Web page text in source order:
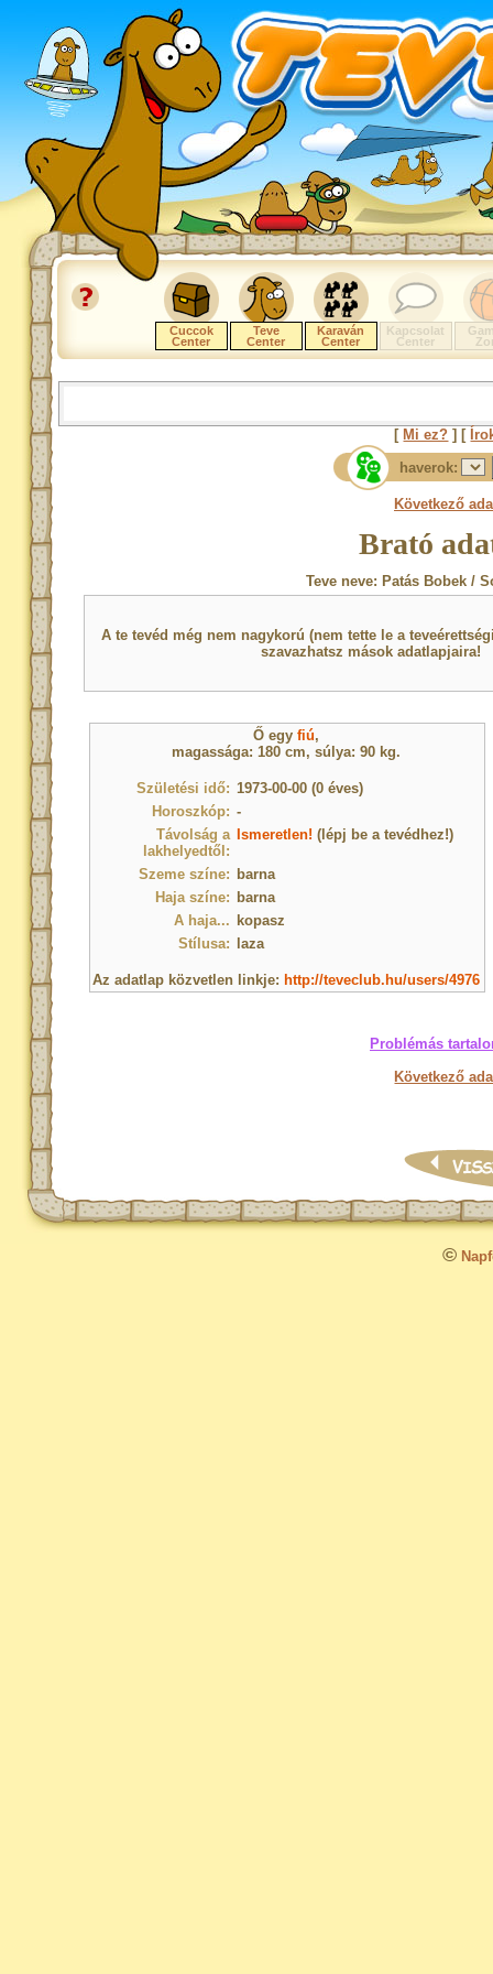
Cuccok
Center
Teve
Center
Karaván
Center
Kapcsolat
Center
[ Mi ez? ] [
haverok:
Következő
Brató
Teve neve: Patás Bobek /
A te tevéd még nem nagykorú (nem tette le a
szavazhatsz mások adatlapjaira!
Ő egyfiú,
magassága: 180 cm, súlya: 90 kg.
Születési idő: 1973-00-00 (0 éves)
Horoszkóp: -
Távolság a
lakhelyedtől:
Ismeretlen! (lépj be a tevédhez!)
Szeme színe: barna
Haja színe: barna
A haja... kopasz
Stílusa:
laza
Az adatlap közvetlen linkje: http://teveclub.hu/users/4976
Problémás
Következő
©